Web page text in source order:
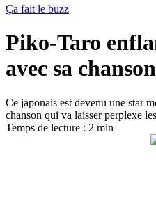
Ça fait le buzz
Piko-Taro
avec sa
Ce japonais est devenu une star
chanson qui va laisser perplexe
Temps de lecture : 2 min